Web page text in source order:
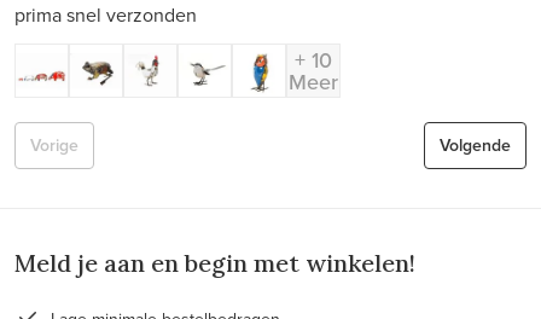
prima snel verzonden
+ 10
Meer
Volgende
Vorige
Meld je aan en begin met winkelen!